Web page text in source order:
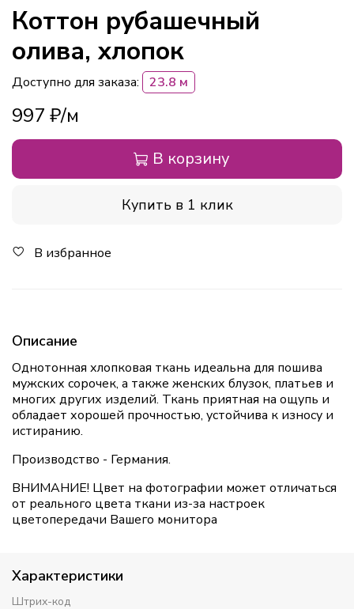
Коттон рубашечный
олива, хлопок
Доступно для заказа: 23.8 м
997 ₽
В корзину
Купить в 1 клик
В избранное
Описание
Однотонная хлопковая ткань идеальна для пошива
мужских сорочек, а также женских блузок, платьев и
многих других изделий. Ткань приятная на ощупь и
обладает хорошей прочностью, устойчива к износу и
истиранию.
Производство - Германия.
ВНИМАНИЕ! Цвет на фотографии может отличаться
от реального цвета ткани из-за настроек
цветопередачи Вашего монитора
Характеристики
Штрих-код